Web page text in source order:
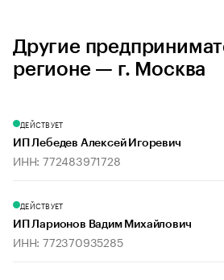
Другие
регионе — г. Москва
ДЕЙСТВУЕТ
ИП Лебедев Алексей Игоревич
ИНН: 772483971728
ДЕЙСТВУЕТ
ИП Ларионов Вадим Михайлович
ИНН: 772370935285